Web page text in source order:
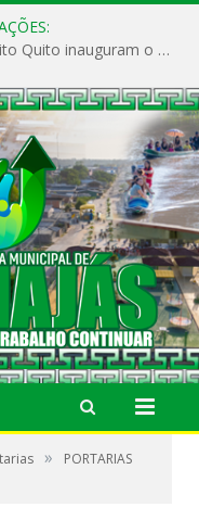
Prefeito Vivaldo Mendes e vice-prefeito Quito inauguram o CAPS e fortalecem a saúde pública em Anajás.
»
PORTARIAS